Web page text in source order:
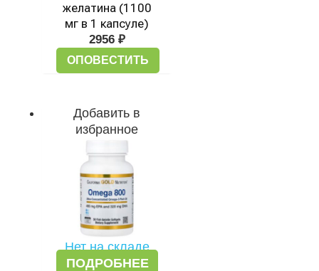
желатина (1100
мг в 1 капсуле)
2956 ₽
ОПОВЕСТИТЬ
Добавить в
избранное
Нет на складе
ПОДРОБНЕЕ